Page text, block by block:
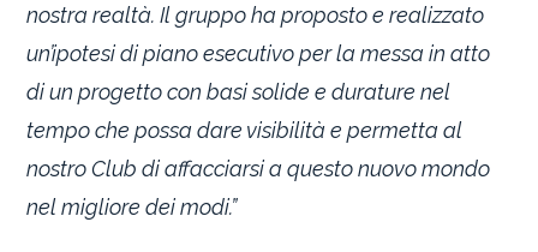
nostra realtà. Il gruppo ha proposto e realizzato
un’ipotesi di piano esecutivo per la messa in atto
di un progetto con basi solide e durature nel
tempo che possa dare visibilità e permetta al
nostro Club di affacciarsi a questo nuovo mondo
nel migliore dei modi.”